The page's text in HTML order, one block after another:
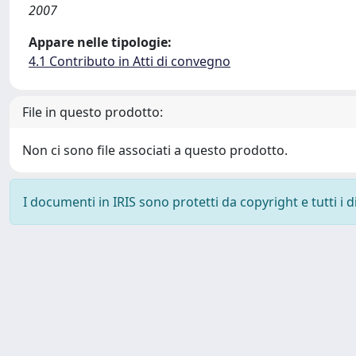
2007
Appare nelle tipologie:
4.1 Contributo in Atti di convegno
File in questo prodotto:
Non ci sono file associati a questo prodotto.
I documenti in IRIS sono protetti da copyright e tutti i